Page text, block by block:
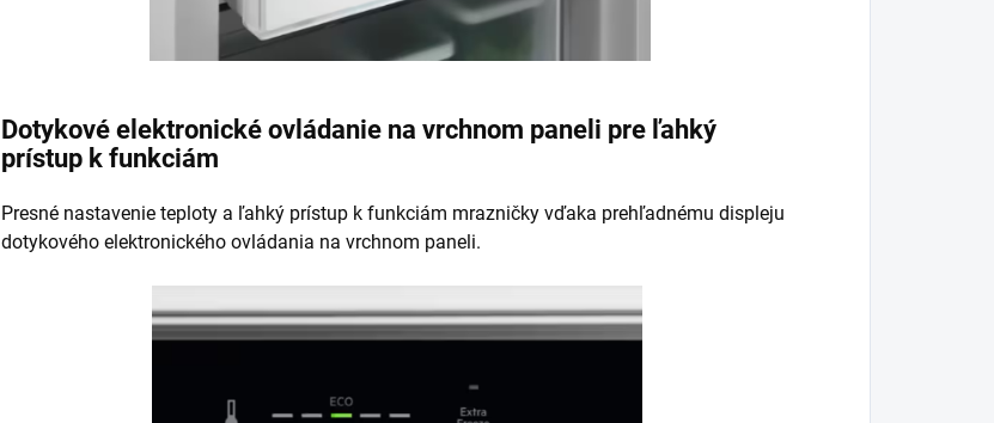
Dotykové elektronické ovládanie na vrchnom paneli pre ľahký
prístup k funkciám
Presné nastavenie teploty a ľahký prístup k funkciám mrazničky vďaka prehľadnému displeju
dotykového elektronického ovládania na vrchnom paneli.